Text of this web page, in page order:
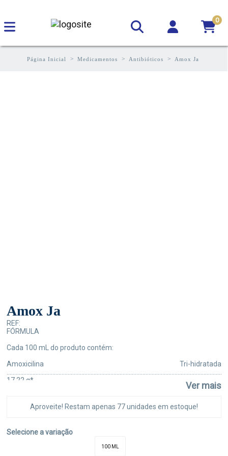
0
Página Inicial Medicamentos Antibióticos Amox Ja
Amox Ja
REF:
FÓRMULA
Cada 100 mL do produto contém:
Amoxicilina Tri-hidratada
17,22 g*
* Equivalente a 15,00 g de Amoxicilina base.
Ver mais
Aproveite! Restam apenas 77 unidades em estoque!
Selecione a variação
100 ML